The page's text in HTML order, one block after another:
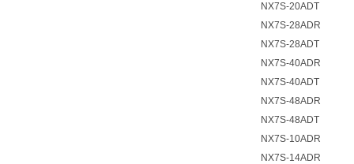
NX7S-20ADT
NX7S-28ADR
NX7S-28ADT
NX7S-40ADR
NX7S-40ADT
NX7S-48ADR
NX7S-48ADT
NX7S-10ADR
NX7S-14ADR